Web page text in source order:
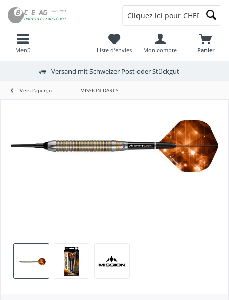
Menü Panier
Liste d'envies Mon compte
Versand mit Schweizer Post oder Stückgut
Vers l'aperçu MISSION DARTS